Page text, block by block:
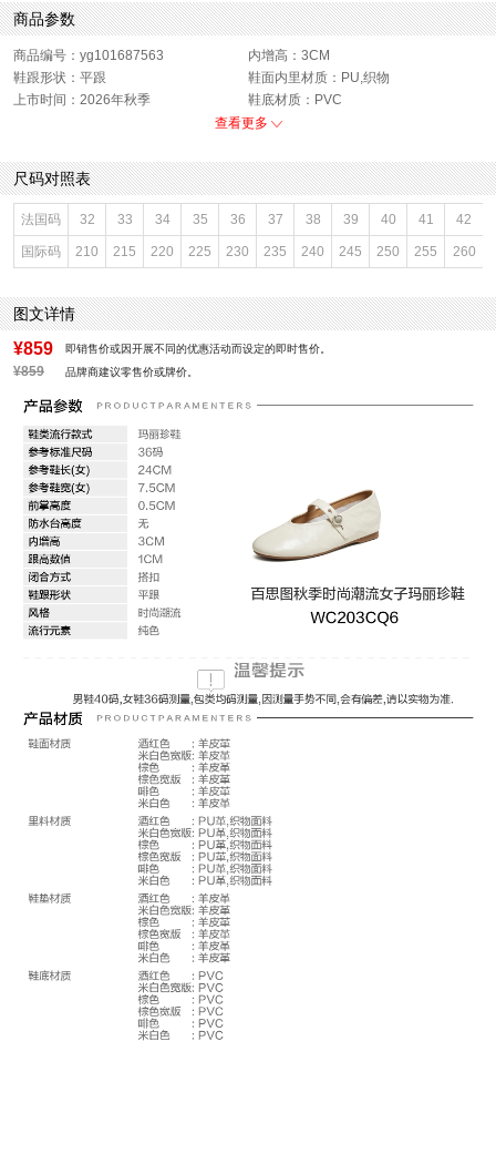
商品参数
商品编号：yg101687563
内增高：3CM
鞋跟形状：平跟
鞋面内里材质：PU,织物
上市时间：2026年秋季
鞋底材质：PVC
色系：米白
闭合方式：搭扣
前掌高度：0.5CM
款式季节：秋季
配跟：无
鞋垫材质：羊皮革
鞋头款式：圆头
鞋面材质：羊皮革
鞋面图案：纯色
参考鞋长(女)：24CM
适用人群：女子
性别：女子
皮质特征：无
里料材质：织物面料,PU革
防水台高度：无
风格：时尚潮流
查看更多
尺码对照表
法国码 32 33 34 35 36 37 38 39 40 41 42
国际码 210 215 220 225 230 235 240 245 250 255 260
图文详情
¥859 即销售价或因开展不同的优惠活动而设定的即时售价。
¥859 品牌商建议零售价或牌价。